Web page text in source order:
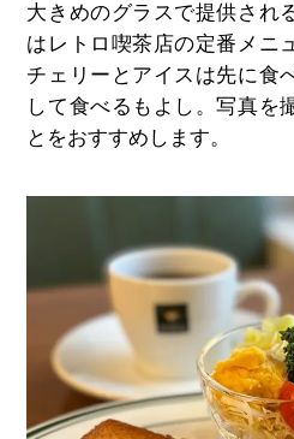
大きめのグラスで提供され
はレトロ喫茶店の定番メニ
チェリーとアイスは先に食
して食べるもよし。写真を
とをおすすめします。